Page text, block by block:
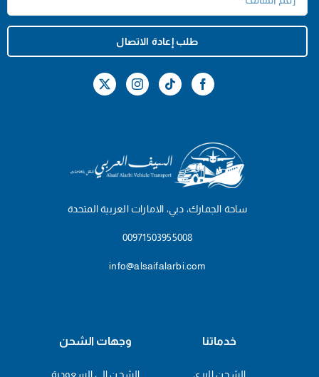
ساحة الجمارك، دبي، الامارات العربية المتحدة
00971503955008
info@alsaifalarbi.com
خدماتنا
الشحن البري
وجهات الشحن
الشحن الى السعودية
طلب إعادة الاتصال